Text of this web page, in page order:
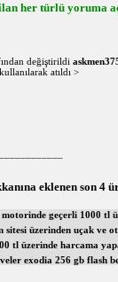
her türlü yoruma
değiştirildi
atıldı >
eklenen son 4
motorinde geçerli 1000 tl
üzerinden uçak ve
tl üzerinde harcama
exodia 256 gb flash